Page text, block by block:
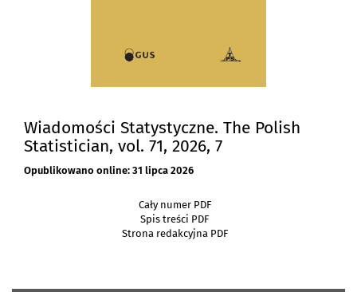
Wiadomości Statystyczne. The Polish
Statistician, vol. 71, 2026, 7
Opublikowano online: 31 lipca 2026
Cały numer PDF
Spis treści PDF
Strona redakcyjna PDF